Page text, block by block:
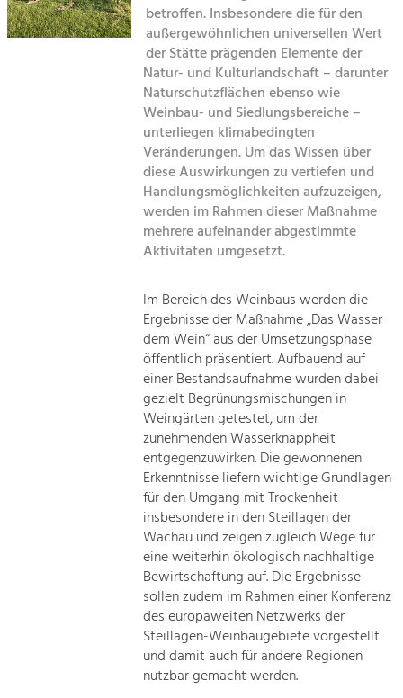
Landscape.
Offer Development and Positioning
Art & Culture
Crafts, Science and Research.
Social Affairs, Education
Equality, Youth and Integration.
Mobility & Energy
Climate Change, Public Transport and
Increase in Regional Value Added.
betroffen. Insbesondere die für den
außergewöhnlichen universellen Wert
der Stätte prägenden Elemente der
Natur- und Kulturlandschaft – darunter
Naturschutzflächen ebenso wie
Weinbau- und Siedlungsbereiche –
unterliegen klimabedingten
Veränderungen. Um das Wissen über
diese Auswirkungen zu vertiefen und
Handlungsmöglichkeiten aufzuzeigen,
werden im Rahmen dieser Maßnahme
mehrere aufeinander abgestimmte
Aktivitäten umgesetzt.
Im Bereich des Weinbaus werden die
Ergebnisse der Maßnahme „Das Wasser
dem Wein“ aus der Umsetzungsphase
öffentlich präsentiert. Aufbauend auf
einer Bestandsaufnahme wurden dabei
gezielt Begrünungsmischungen in
Weingärten getestet, um der
zunehmenden Wasserknappheit
entgegenzuwirken. Die gewonnenen
Erkenntnisse liefern wichtige Grundlagen
für den Umgang mit Trockenheit
insbesondere in den Steillagen der
Wachau und zeigen zugleich Wege für
eine weiterhin ökologisch nachhaltige
Bewirtschaftung auf. Die Ergebnisse
sollen zudem im Rahmen einer Konferenz
des europaweiten Netzwerks der
Steillagen-Weinbaugebiete vorgestellt
und damit auch für andere Regionen
nutzbar gemacht werden.